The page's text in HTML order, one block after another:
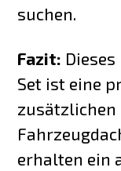
suchen.
Fazit:
Set ist eine
zusätzlichen
erhalten ein